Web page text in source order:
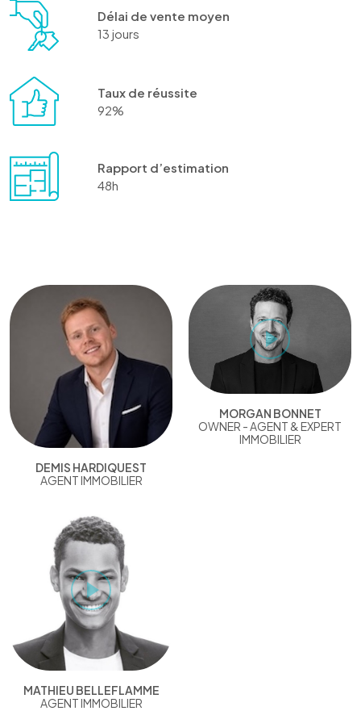
Délai de vente moyen
13 jours
Taux de réussite
92%
Rapport d’estimation
48h
DEMIS HARDIQUEST
AGENT IMMOBILIER
MORGAN BONNET
OWNER - AGENT & EXPERT
IMMOBILIER
MATHIEU BELLEFLAMME
AGENT IMMOBILIER